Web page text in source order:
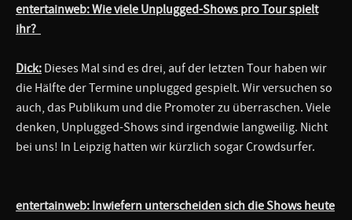
entertainweb: Wie viele Unplugged-Shows pro Tour spielt
ihr?
Dick: Dieses Mal sind es drei, auf der letzten Tour haben wir
die Hälfte der Termine unplugged gespielt. Wir versuchen so
auch, das Publikum und die Promoter zu überraschen. Viele
denken, Unplugged-Shows sind irgendwie langweilig. Nicht
bei uns! In Leipzig hatten wir kürzlich sogar Crowdsurfer.
entertainweb: Inwiefern unterscheiden sich die Shows heute